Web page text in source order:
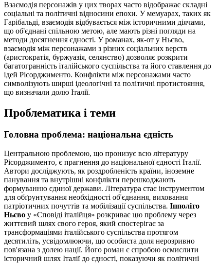
Взаємодія персонажів у цих творах часто відображає складні
соціальні та політичні відносини епохи. У мемуарах, таких як
Гарібальді, взаємодія відбувається між історичними діячами,
що об'єднані спільною метою, але мають різні погляди на
методи досягнення єдності. У романах, як-от у Ньєво,
взаємодія між персонажами з різних соціальних верств
(аристократія, буржуазія, селянство) дозволяє розкрити
багатогранність італійського суспільства та його ставлення до
ідей Рісорджименто. Конфлікти між персонажами часто
символізують ширші ідеологічні та політичні протистояння,
що визначали долю Італії.
Проблематика і теми
Головна проблема: національна єдність
Центральною проблемою, що пронизує всю літературу
Рісорджименто, є прагнення до національної єдності Італії.
Автори досліджують, як роздробленість країни, іноземне
панування та внутрішні конфлікти перешкоджають
формуванню єдиної держави. Література стає інструментом
для обґрунтування необхідності об'єднання, виховання
патріотичних почуттів та мобілізації суспільства. Іпполіто
Ньєво у «Сповіді італійця» розкриває цю проблему через
життєвий шлях свого героя, який спостерігає за
трансформаціями італійського суспільства протягом
десятиліть, усвідомлюючи, що особиста доля нерозривно
пов'язана з долею нації. Його роман є спробою осмислити
історичний шлях Італії до єдності, показуючи як політичні